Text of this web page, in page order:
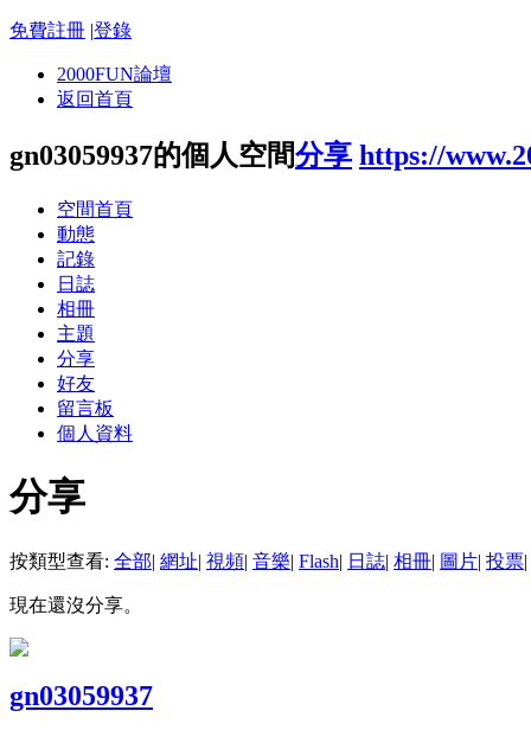
免費註冊 |登錄
2000FUN論壇
返回首頁
gn03059937的個人空間分享 https://
空間首頁
動態
記錄
日誌
相冊
主題
分享
好友
留言板
個人資料
分享
按類型查看: 全部| 網址| 視頻| 音樂| Flash| 日誌| 相冊| 圖片| 投票|
現在還沒分享。
gn03059937